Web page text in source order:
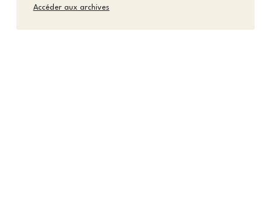
Accéder aux archives